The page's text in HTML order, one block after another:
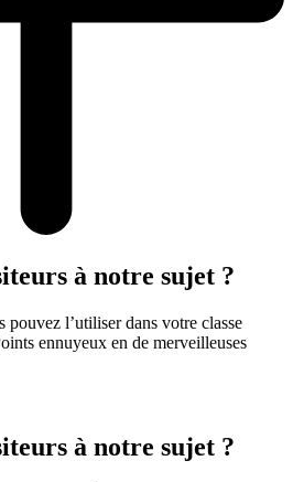
à notre sujet ?
pouvez l’utiliser dans votre classe
ennuyeux en de merveilleuses
à notre sujet ?